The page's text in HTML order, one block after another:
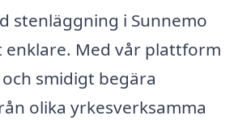
stenläggning i Sunnemo
Med vår plattform
smidigt begära
olika yrkesverksamma